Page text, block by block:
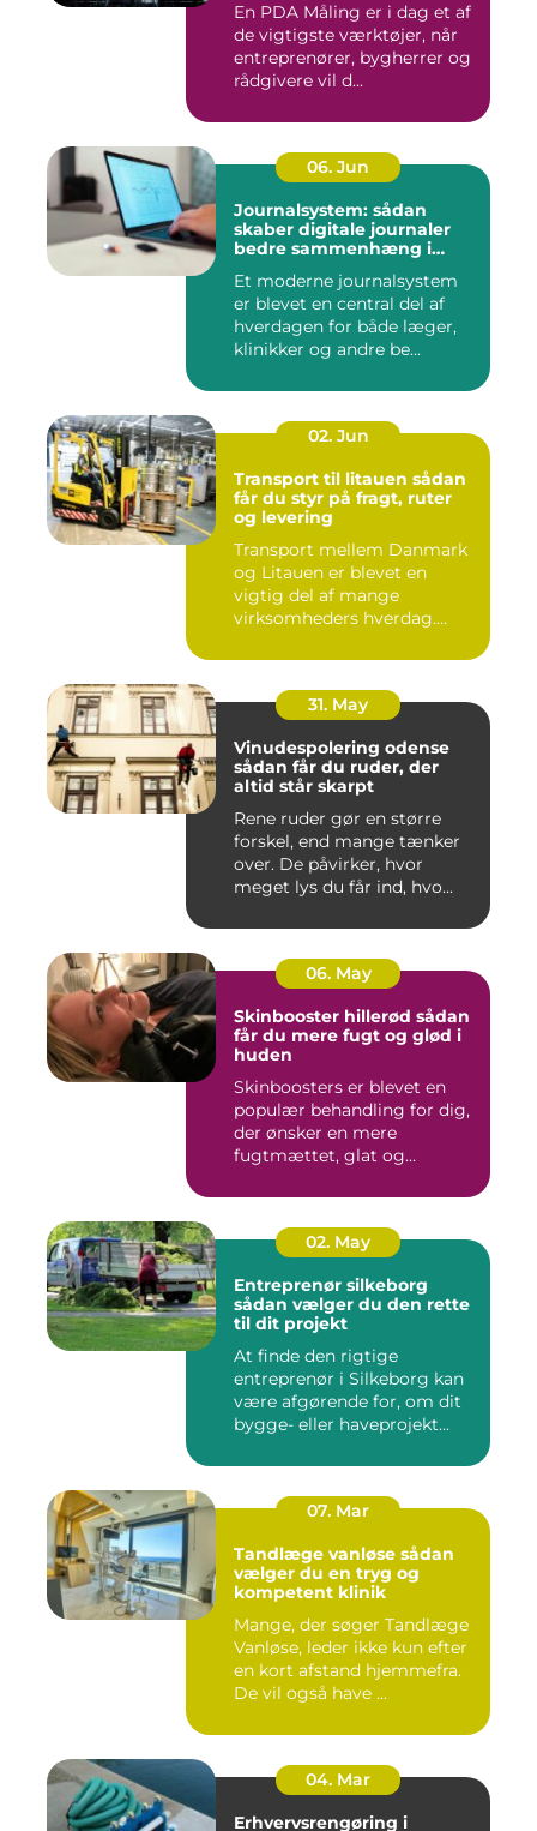
En PDA Måling er i dag et af
de vigtigste værktøjer, når
entreprenører, bygherrer og
rådgivere vil d...
06. Jun
Journalsystem: sådan
skaber digitale journaler
bedre sammenhæng i
Et moderne journalsystem
er blevet en central del af
hverdagen for både læger,
klinikker og andre be...
02. Jun
Transport til litauen sådan
får du styr på fragt, ruter
og levering
Transport mellem Danmark
og Litauen er blevet en
vigtig del af mange
virksomheders hverdag.
31. May
Vinudespolering odense
sådan får du ruder, der
altid står skarpt
Rene ruder gør en større
forskel, end mange tænker
over. De påvirker, hvor
meget lys du får ind, hvo...
06. May
Skinbooster hillerød sådan
får du mere fugt og glød i
huden
Skinboosters er blevet en
populær behandling for dig,
der ønsker en mere
fugtmættet, glat og
02. May
Entreprenør silkeborg
sådan vælger du den rette
til dit projekt
At finde den rigtige
entreprenør i Silkeborg kan
være afgørende for, om dit
bygge- eller haveprojekt...
07. Mar
Tandlæge vanløse sådan
vælger du en tryg og
kompetent klinik
Mange, der søger Tandlæge
Vanløse, leder ikke kun efter
en kort afstand hjemmefra.
De vil også have ...
04. Mar
Erhvervsrengøring i